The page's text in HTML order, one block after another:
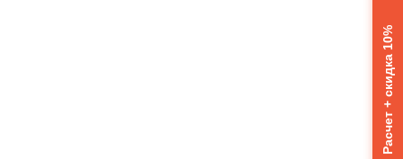
Расчет + скидка 10%